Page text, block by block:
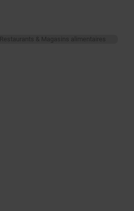
Restaurants & Magasins alimentaires